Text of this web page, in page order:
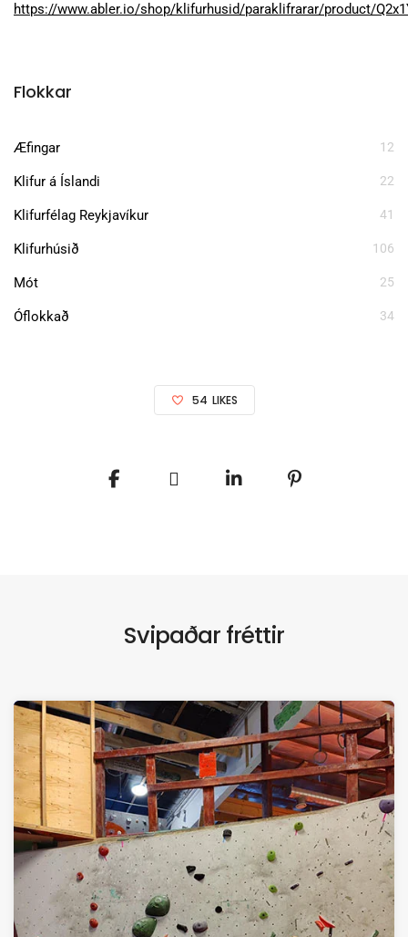
https://www.abler.io/shop/klifurhusid/paraklifrarar/product/
Flokkar
Æfingar 12
Klifur á Íslandi 22
Klifurfélag Reykjavíkur 41
Klifurhúsið 106
Mót 25
Óflokkað 34
54 LIKES
Svipaðar fréttir